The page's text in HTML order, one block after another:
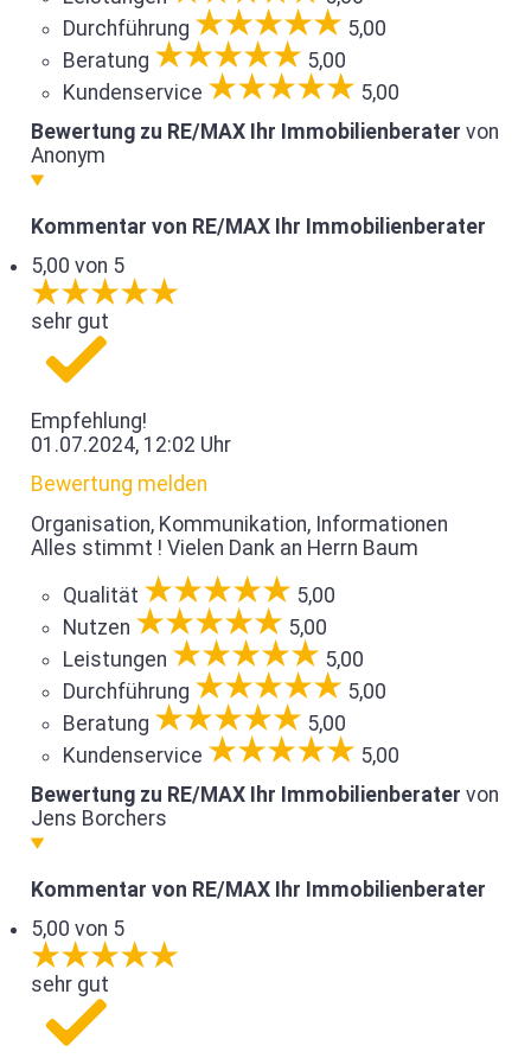
Durchführung
5,00
Beratung
5,00
Kundenservice
5,00
Bewertung zu RE/MAX Ihr Immobilienberater von
Anonym
Kommentar von RE/MAX Ihr Immobilienberater
5,00 von 5
sehr gut
Empfehlung!
01.07.2024, 12:02 Uhr
Bewertung melden
Organisation, Kommunikation, Informationen
Alles stimmt ! Vielen Dank an Herrn Baum
Qualität
5,00
Nutzen
5,00
Leistungen
5,00
Durchführung
5,00
Beratung
5,00
Kundenservice
5,00
Bewertung zu RE/MAX Ihr Immobilienberater von
Jens Borchers
Kommentar von RE/MAX Ihr Immobilienberater
5,00 von 5
sehr gut